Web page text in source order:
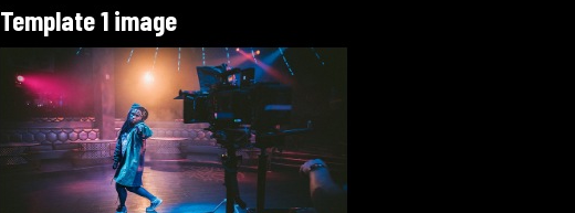
Template 1 image